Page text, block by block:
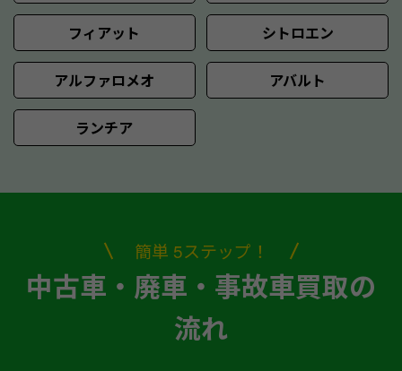
フィアット シトロエン
アルファロメオ アバルト
ランチア
簡単 5ステップ！
中古車・廃車・事故車買取の
流れ